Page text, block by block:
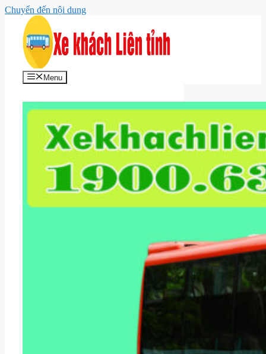
Chuyển đến nội dung
Menu